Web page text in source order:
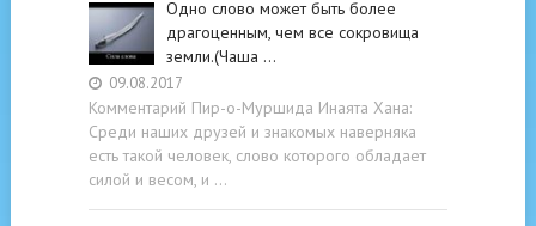
Одно слово может быть более
драгоценным, чем все сокровища
земли.(Чаша …
09.08.2017
Комментарий Пир-о-Муршида Инаята Хана:
Среди наших друзей и знакомых наверняка
есть такой человек, слово которого обладает
силой и весом, и …